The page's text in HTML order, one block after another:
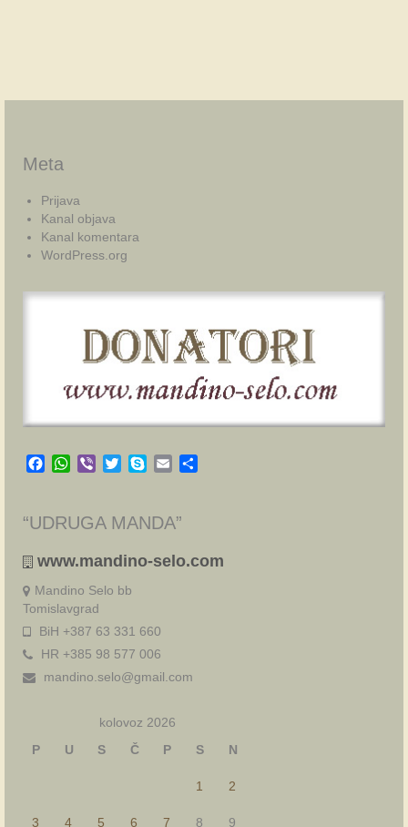
Meta
Prijava
Kanal objava
Kanal komentara
WordPress.org
Facebook
WhatsApp
Viber TwitterSkypeEmail
“UDRUGA MANDA”
www.mandino-selo.com
Mandino Selo bb
Tomislavgrad
BiH +387 63 331 660
HR +385 98 577 006
mandino.selo@gmail.com
kolovoz 2026
P
U S Č P S N
1 2
3 4 5 6 7 8 9